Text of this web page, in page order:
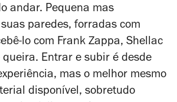
andar. Pequena mas
paredes, forradas com
lo com Frank Zappa, Shellac
queira. Entrar e subir é desde
mas o melhor mesmo
disponível, sobretudo